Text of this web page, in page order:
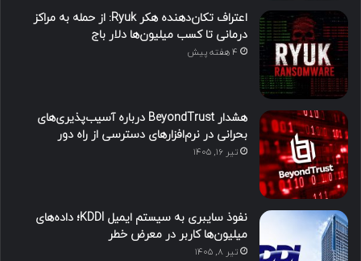
اعتراف تکان‌دهنده هکر Ryuk: از حمله به مراکز
درمانی تا کسب میلیون‌ها دلار باج
4 هفته پیش
هشدار BeyondTrust درباره آسیب‌پذیری‌های
بحرانی در نرم‌افزارهای دسترسی از راه دور
تیر ۱۶, ۱۴۰۵
نفوذ سایبری به سیستم ایمیل KDDI؛ داده‌های
میلیون‌ها کاربر در معرض خطر
تیر ۸, ۱۴۰۵